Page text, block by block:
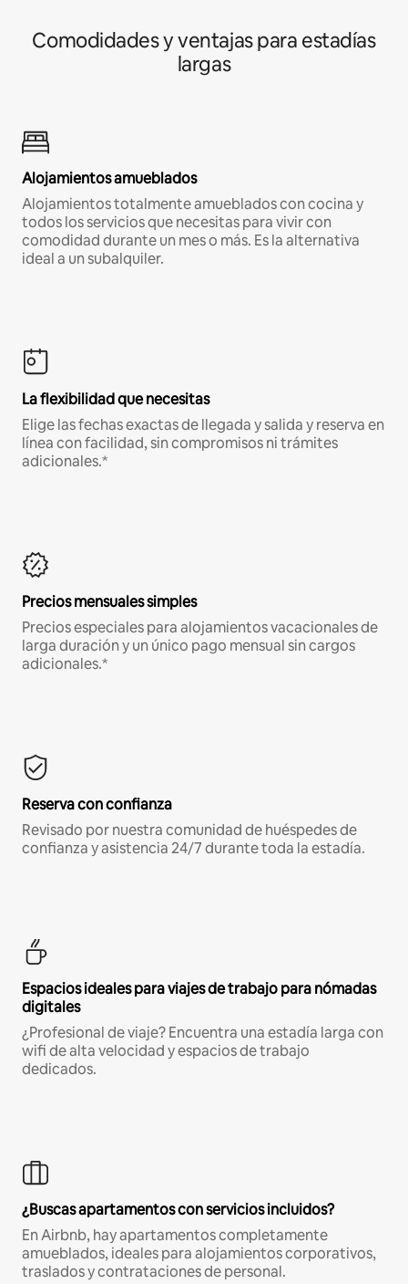
Comodidades y ventajas para estadías
largas
Alojamientos amueblados
Alojamientos totalmente amueblados con cocina y
todos los servicios que necesitas para vivir con
comodidad durante un mes o más. Es la alternativa
ideal a un subalquiler.
La flexibilidad que necesitas
Elige las fechas exactas de llegada y salida y reserva en
línea con facilidad, sin compromisos ni trámites
adicionales.*
Precios mensuales simples
Precios especiales para alojamientos vacacionales de
larga duración y un único pago mensual sin cargos
adicionales.*
Reserva con confianza
Revisado por nuestra comunidad de huéspedes de
confianza y asistencia 24/7 durante toda la estadía.
Espacios ideales para viajes de trabajo para nómadas
digitales
¿Profesional de viaje? Encuentra una estadía larga con
wifi de alta velocidad y espacios de trabajo
dedicados.
¿Buscas apartamentos con servicios incluidos?
En Airbnb, hay apartamentos completamente
amueblados, ideales para alojamientos corporativos,
traslados y contrataciones de personal.